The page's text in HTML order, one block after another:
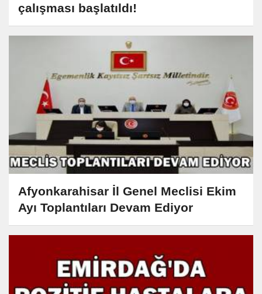
çalışması başlatıldı!
Afyonkarahisar İl Genel Meclisi Ekim
Ayı Toplantıları Devam Ediyor